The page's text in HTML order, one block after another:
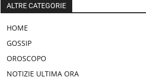
ALTRE CATEGORIE
HOME
GOSSIP
OROSCOPO
NOTIZIE ULTIMA ORA